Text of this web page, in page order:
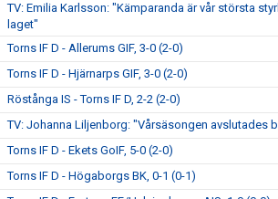
TV: Emilia Karlsson: "Kämparanda är vår största
laget"
Torns IF D - Allerums GIF, 3-0 (2-0)
Torns IF D - Hjärnarps GIF, 3-0 (2-0)
Röstånga IS - Torns IF D, 2-2 (2-0)
TV: Johanna Liljenborg: "Vårsäsongen avslutades
Torns IF D - Ekets GoIF, 5-0 (2-0)
Torns IF D - Högaborgs BK, 0-1 (0-1)